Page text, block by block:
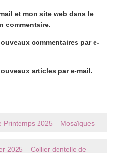
et mon site web dans le
commentaire.
commentaires par e-
articles par e-mail.
Printemps 2025 – Mosaïques
2025 – Collier dentelle de